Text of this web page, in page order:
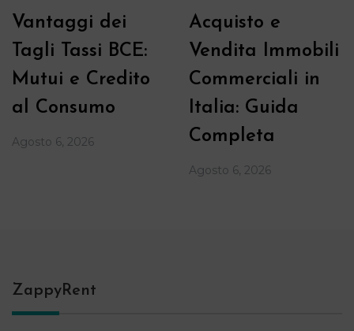
Vantaggi dei
Tagli Tassi BCE:
Mutui e Credito
al Consumo
Agosto 6, 2026
Acquisto e
Vendita Immobili
Commerciali in
Italia: Guida
Completa
Agosto 6, 2026
ZappyRent